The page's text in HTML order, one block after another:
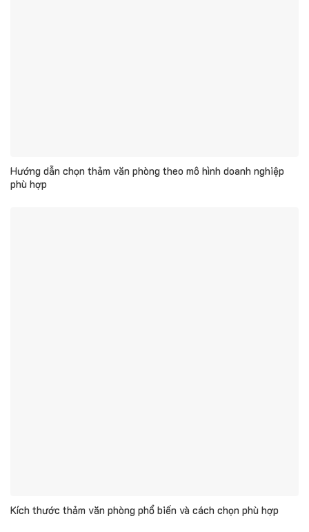
Hướng dẫn chọn thảm văn phòng theo mô hình doanh nghiệp
phù hợp
Kích thước thảm văn phòng phổ biến và cách chọn phù hợp